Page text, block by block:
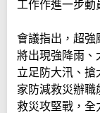
工作作進一步動
會議指出，超強
將出現強降雨、
立足防大汛、搶
家防減救災辦職
救災攻堅戰，全